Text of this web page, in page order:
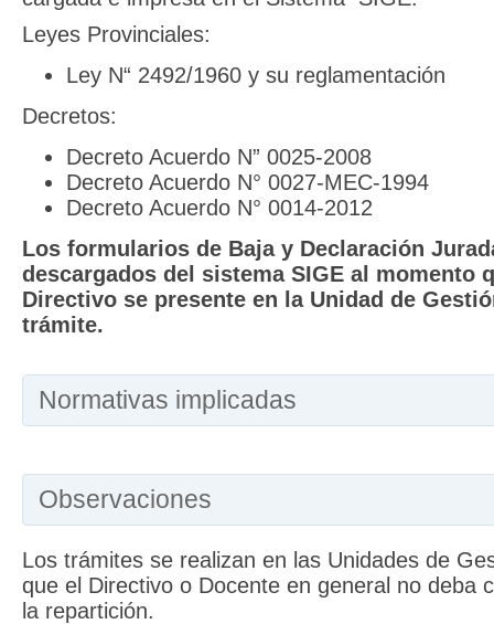
Leyes Provinciales:
Ley N“ 2492/1960 y su reglamentación
Decretos:
Decreto Acuerdo N” 0025-2008
Decreto Acuerdo N° 0027-MEC-1994
Decreto Acuerdo N° 0014-2012
Los formularios de Baja y Declaración
descargados del sistema SIGE al momento
Directivo se presente en la Unidad de
trámite.
Normativas implicadas
Observaciones
Los trámites se realizan en las Unidades de
que el Directivo o Docente en general no deba
la repartición.